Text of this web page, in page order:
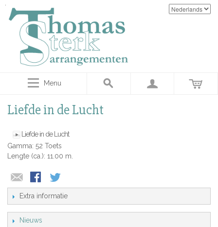
Menu
Liefde in de Lucht
Liefde in de Lucht
Gamma: 52 Toets
Lengte (ca.): 11.00 m.
Extra informatie
Nieuws